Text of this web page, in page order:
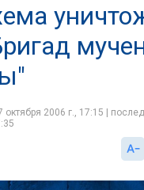
октября 2006 г., 17:15 |